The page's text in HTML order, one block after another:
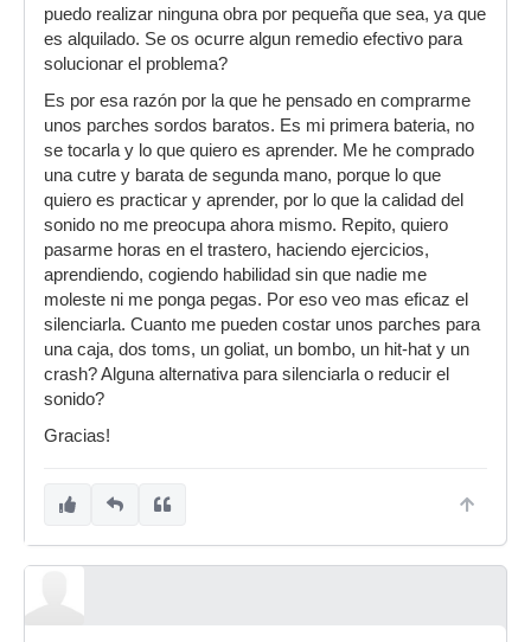
puedo realizar ninguna obra por pequeña que sea, ya que
es alquilado. Se os ocurre algun remedio efectivo para
solucionar el problema?
Es por esa razón por la que he pensado en comprarme
unos parches sordos baratos. Es mi primera bateria, no
se tocarla y lo que quiero es aprender. Me he comprado
una cutre y barata de segunda mano, porque lo que
quiero es practicar y aprender, por lo que la calidad del
sonido no me preocupa ahora mismo. Repito, quiero
pasarme horas en el trastero, haciendo ejercicios,
aprendiendo, cogiendo habilidad sin que nadie me
moleste ni me ponga pegas. Por eso veo mas eficaz el
silenciarla. Cuanto me pueden costar unos parches para
una caja, dos toms, un goliat, un bombo, un hit-hat y un
crash? Alguna alternativa para silenciarla o reducir el
sonido?
Gracias!